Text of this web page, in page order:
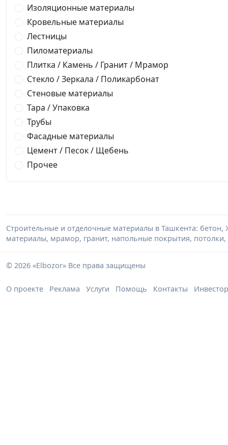
Изоляционные материалы
Кровельные материалы
Лестницы
Пиломатериалы
Плитка / Камень / Гранит / Мрамор
Стекло / Зеркала / Поликарбонат
Стеновые материалы
Тара / Упаковка
Трубы
Фасадные материалы
Цемент / Песок / Щебень
Прочее
Строительные и отделочные материалы в Ташкента:
материалы, мрамор, гранит, напольные покрытия,
© 2026 «Elbozor» Все права защищены
О проекте Реклама Услуги Помощь Контакты